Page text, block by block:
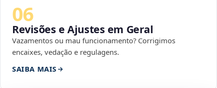
06
Revisões e Ajustes em Geral
Vazamentos ou mau funcionamento? Corrigimos
encaixes, vedação e regulagens.
SAIBA MAIS